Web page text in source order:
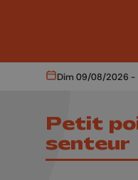
Aujourd'hui
Dim 09/08/2026 -
Petit
senteur